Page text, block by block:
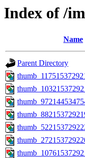
Index of /
Name
Parent Directory